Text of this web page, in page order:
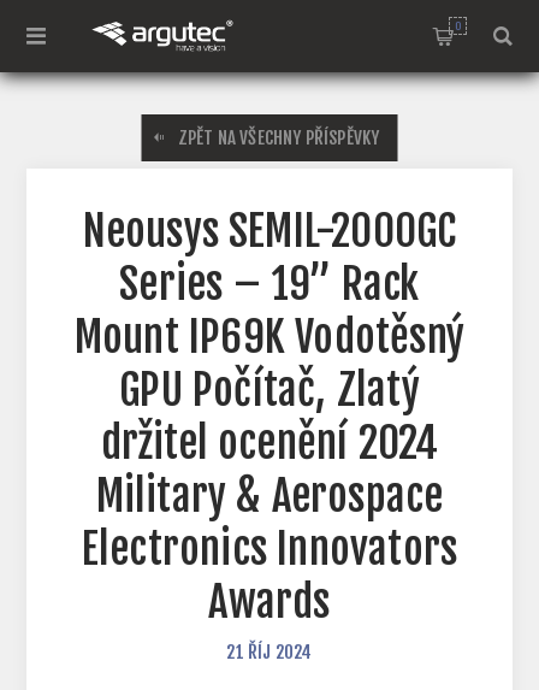
0
ZPĚT NA VŠECHNY PŘÍSPĚVKY
Neousys SEMIL-2000GC
Series – 19” Rack
Mount IP69K Vodotěsný
GPU Počítač, Zlatý
držitel ocenění 2024
Military & Aerospace
Electronics Innovators
Awards
21 ŘÍJ 2024